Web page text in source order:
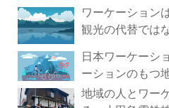
ワーケーション
観光の代替では
日本ワーケーシ
ーションのもつ
地域の人とワー